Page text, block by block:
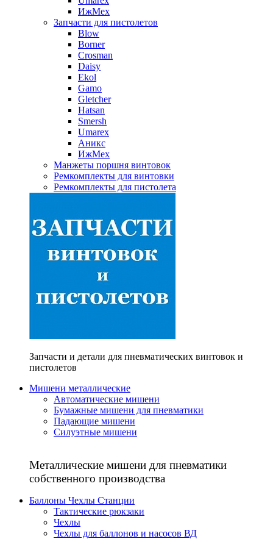
ИжМех
Запчасти для пистолетов
Blow
Borner
Crosman
Daisy
Ekol
Gamo
Gletcher
Hatsan
Smersh
Umarex
Аникс
ИжМех
Манжеты поршня винтовок
Ремкомплекты для винтовки
Ремкомплекты для пистолета
Запчасти и детали для пневматических винтовок и
пистолетов
Мишени металлические
Автоматические мишени
Бумажные мишени для пневматики
Падающие мишени
Силуэтные мишени
Металлические мишени для пневматики
собственного производства
Баллоны Чехлы Станции
Тактические рюкзаки
Чехлы
Чехлы для баллонов и насосов ВД